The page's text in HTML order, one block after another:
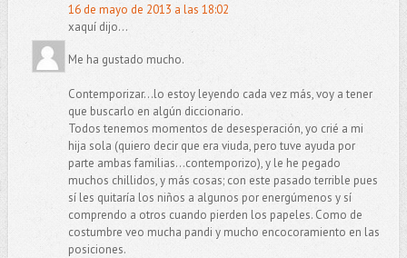
16 de mayo de 2013 a las 18:02
xaquí dijo...
Me ha gustado mucho.
Contemporizar...lo estoy leyendo cada vez más, voy a tener
que buscarlo en algún diccionario.
Todos tenemos momentos de desesperación, yo crié a mi
hija sola (quiero decir que era viuda, pero tuve ayuda por
parte ambas familias...contemporizo), y le he pegado
muchos chillidos, y más cosas; con este pasado terrible pues
sí les quitaría los niños a algunos por energúmenos y sí
comprendo a otros cuando pierden los papeles. Como de
costumbre veo mucha pandi y mucho encocoramiento en las
posiciones.